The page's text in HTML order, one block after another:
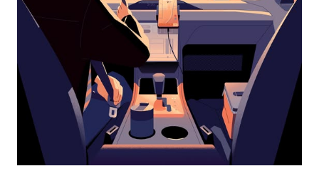
în
jos.
Închide
calendarul
apăsând
pe
butonul
Escape.